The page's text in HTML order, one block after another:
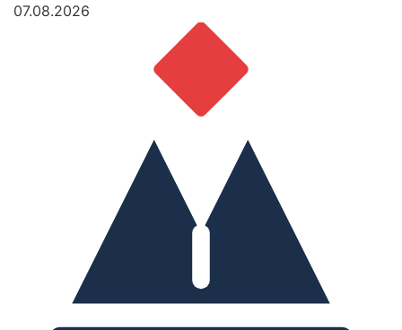
07.08.2026